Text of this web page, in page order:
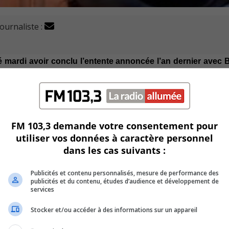
:
avoir conclu l’entente annoncée l’an dernier avec
différents modèles d’avions.
et EA-18G Growler.
inclure la fabrication du train d’atterrissage avant et
Boeing. Le contrat de cinq ans comprend également la
programmes d’aviation de défense.
FM 103,3 demande votre consentement pour
utiliser vos données à caractère personnel
dans les cas suivants :
Publicités et contenu personnalisés, mesure de performance des
publicités et du contenu, études d’audience et développement de
services
Stocker et/ou accéder à des informations sur un appareil